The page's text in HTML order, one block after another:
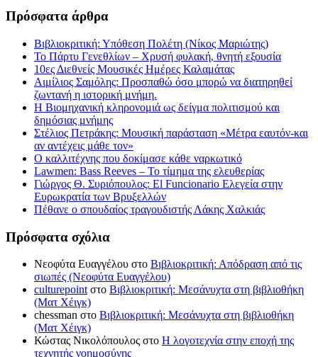
Πρόσφατα άρθρα
Βιβλιοκριτική: Υπόθεση Πολέτη (Νίκος Μαριώτης)
Το Πάρτυ Γενεθλίων – Χρυσή φυλακή, θνητή εξουσία
10ες Διεθνείς Μουσικές Ημέρες Καλαμάτας
Αιμίλιος Σαμόλης: Προσπαθώ όσο μπορώ να διατηρηθεί
ζωντανή η ιστορική μνήμη.
Η Βιομηχανική κληρονομιά ως δείγμα πολιτισμού και
δημόσιας μνήμης
Στέλιος Πετράκης: Μουσική παράσταση «Μέτρα εαυτόν-και
αν αντέχεις μάθε τον»
Ο καλλιτέχνης που δοκίμασε κάθε ναρκωτικό
Lawmen: Bass Reeves – Το τίμημα της ελευθερίας
Γιώργος Θ. Συριόπουλος: El Funcionario Ελεγεία στην
Ευρωκρατία των Βρυξελλών
Πέθανε ο σπουδαίος τραγουδιστής Λάκης Χαλκιάς
Πρόσφατα σχόλια
Νεοφύτα Ευαγγέλου στο Βιβλιοκριτική: Απόδραση από τις
σιωπές (Νεοφύτα Ευαγγέλου)
culturepoint στο Βιβλιοκριτική: Μεσάνυχτα στη βιβλιοθήκη
(Ματ Χέιγκ)
chessman στο Βιβλιοκριτική: Μεσάνυχτα στη βιβλιοθήκη
(Ματ Χέιγκ)
Κώστας Νικολόπουλος στο Η λογοτεχνία στην εποχή της
τεχνητής νοημοσύνης